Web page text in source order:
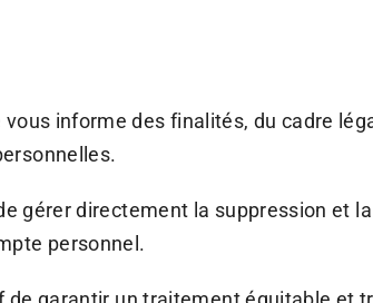
informe des finalités, du cadre
gérer directement la suppression et
personnel.